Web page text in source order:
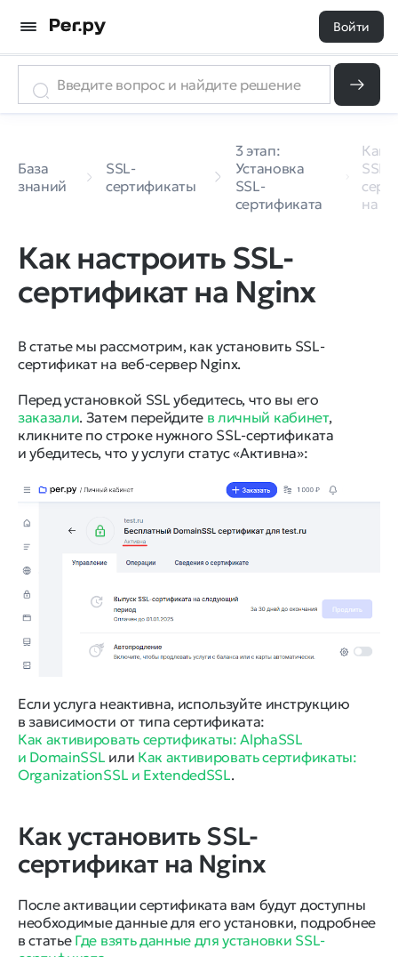
Войти
База
знаний
SSL-
сертификаты
3 этап:
Установка
SSL-
сертификата
Как
SSL-
на
Как настроить SSL-
сертификат на Nginx
В статье мы рассмотрим, как установить SSL-
сертификат на веб-сервер Nginx.
Перед установкой SSL убедитесь, что вы его
заказали. Затем перейдите в личный кабинет,
кликните по строке нужного SSL-сертификата
и убедитесь, что у услуги статус «Активна»:
Если услуга неактивна, используйте инструкцию
в зависимости от типа сертификата:
Как активировать сертификаты: AlphaSSL
и DomainSSL или Как активировать сертификаты:
OrganizationSSL и ExtendedSSL.
Как установить SSL-
сертификат на Nginx
После активации сертификата вам будут доступны
необходимые данные для его установки, подробнее
в статье Где взять данные для установки SSL-